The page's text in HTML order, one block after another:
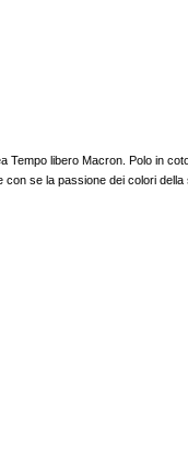
Tempo libero Macron. Polo in
se la passione dei colori della